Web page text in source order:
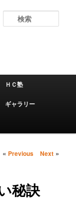
索
ＨＣ塾
ギャラリー
投稿ナビゲーショ
« Previous Next»
秘訣